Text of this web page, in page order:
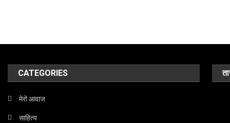
CATEGORIES
मेरो आवाज
साहित्य